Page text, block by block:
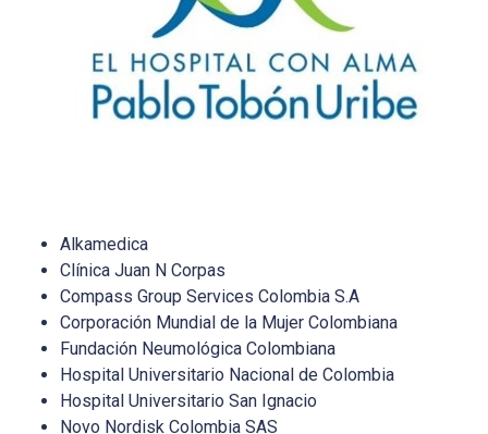
Alkamedica
Clínica Juan N Corpas
Compass Group Services Colombia S.A
Corporación Mundial de la Mujer Colombiana
Fundación Neumológica Colombiana
Hospital Universitario Nacional de Colombia
Hospital Universitario San Ignacio
Novo Nordisk Colombia SAS